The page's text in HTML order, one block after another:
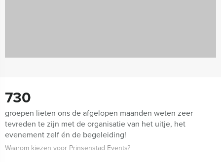
730
groepen lieten ons de afgelopen maanden weten zeer
tevreden te zijn met de organisatie van het uitje, het
evenement zelf én de begeleiding!
Waarom kiezen voor Prinsenstad Events?